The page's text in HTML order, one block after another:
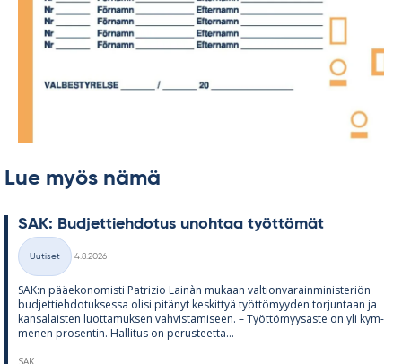
Lue myös nämä
SAK: Bud­jet­tieh­do­tus unoh­taa työt­tö­mät
Kategoriat
Uutiset
4.8.2026
SAK:n pää­e­ko­no­misti Pat­rizio Lainàn mu­kaan val­tion­va­rain­mi­nis­te­riön
bud­jet­tieh­do­tuk­sessa olisi pi­tä­nyt kes­kit­tyä työt­tö­myy­den tor­jun­taan ja
kan­sa­lais­ten luot­ta­muk­sen vah­vis­ta­mi­seen. – Työt­tö­myy­saste on yli kym­
me­nen pro­sen­tin. Hal­li­tus on pe­rus­teetta...